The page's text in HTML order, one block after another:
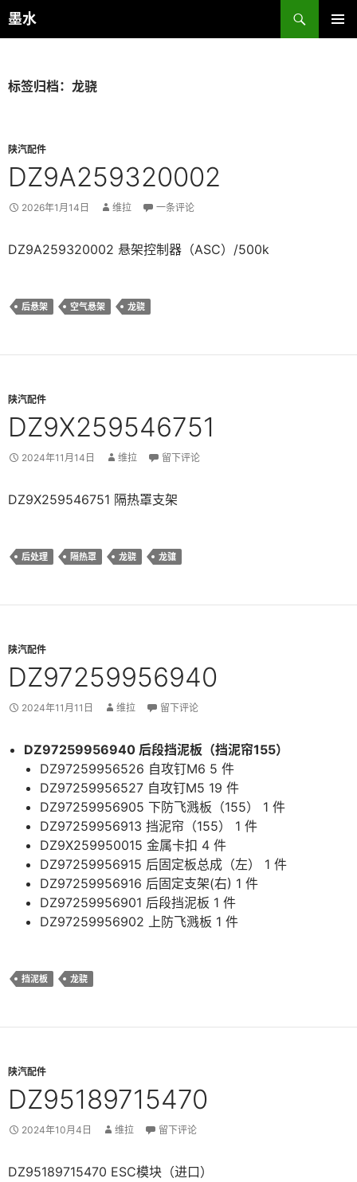
跳
至
墨水
搜
索
标签归档：龙骁
陕汽配件
DZ9A259320002
2026年1月14日 维拉 一条评论
DZ9A259320002 悬架控制器（ASC）/500k
后悬架 空气悬架 龙骁
陕汽配件
DZ9X259546751
2024年11月14日 维拉 留下评论
DZ9X259546751 隔热罩支架
后处理 隔热罩 龙骁 龙骧
陕汽配件
DZ97259956940
2024年11月11日 维拉 留下评论
DZ97259956940 后段挡泥板（挡泥帘155）
DZ97259956526 自攻钉M6 5 件
DZ97259956527 自攻钉M5 19 件
DZ97259956905 下防飞溅板（155） 1 件
DZ97259956913 挡泥帘（155） 1 件
DZ9X259950015 金属卡扣 4 件
DZ97259956915 后固定板总成（左） 1 件
DZ97259956916 后固定支架(右) 1 件
DZ97259956901 后段挡泥板 1 件
DZ97259956902 上防飞溅板 1 件
挡泥板 龙骁
陕汽配件
DZ95189715470
2024年10月4日 维拉 留下评论
DZ95189715470 ESC模块（进口）